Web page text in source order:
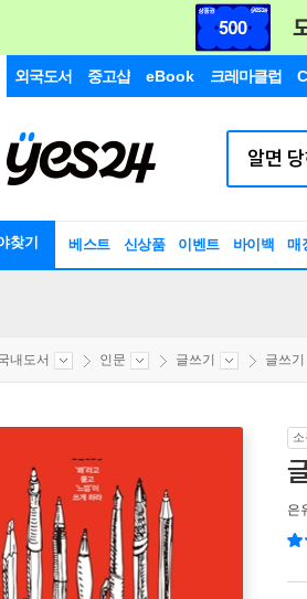
외국도서 중고샵 eBook 크레마클럽
찾기 베스트 신상품 이벤트 바이백 매
내도서 인문 글쓰기 글쓰
은